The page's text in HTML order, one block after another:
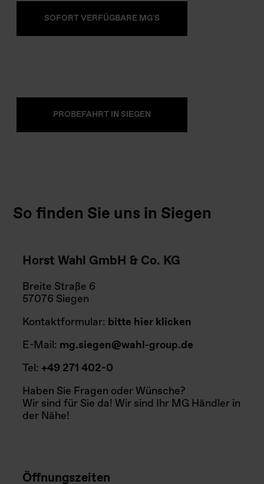
SOFORT VERFÜGBARE MG'S
PROBEFAHRT IN SIEGEN
So finden Sie uns in Siegen
Horst Wahl GmbH & Co. KG
Breite Straße 6
57076 Siegen
Kontaktformular: bitte hier klicken
E-Mail: mg.siegen@wahl-group.de
Tel: +49 271 402-0
Haben Sie Fragen oder Wünsche?
Wir sind für Sie da! Wir sind Ihr MG Händler in
der Nähe!
Öffnungszeiten